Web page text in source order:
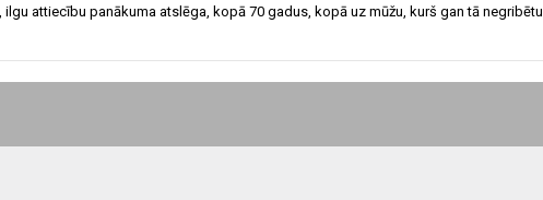
ilgu attiecību panākuma atslēga kopā 70 gadus kopā uz mūžu kurš gan tā negribētu